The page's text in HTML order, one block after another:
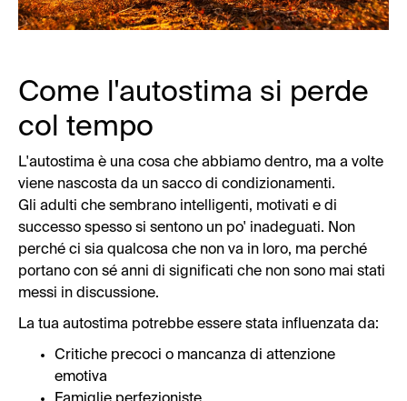
Come l'autostima si perde
col tempo
L'autostima è una cosa che abbiamo dentro, ma a volte
viene nascosta da un sacco di condizionamenti.
Gli adulti che sembrano intelligenti, motivati e di
successo spesso si sentono un po' inadeguati. Non
perché ci sia qualcosa che non va in loro, ma perché
portano con sé anni di significati che non sono mai stati
messi in discussione.
La tua autostima potrebbe essere stata influenzata da:
Critiche precoci o mancanza di attenzione
emotiva